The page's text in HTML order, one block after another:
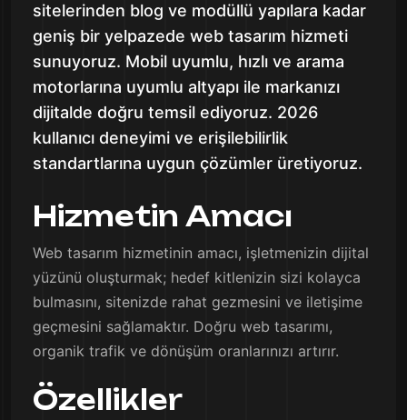
sitelerinden blog ve modüllü yapılara kadar
geniş bir yelpazede web tasarım hizmeti
sunuyoruz. Mobil uyumlu, hızlı ve arama
motorlarına uyumlu altyapı ile markanızı
dijitalde doğru temsil ediyoruz. 2026
kullanıcı deneyimi ve erişilebilirlik
standartlarına uygun çözümler üretiyoruz.
Hizmetin Amacı
Web tasarım hizmetinin amacı, işletmenizin dijital
yüzünü oluşturmak; hedef kitlenizin sizi kolayca
bulmasını, sitenizde rahat gezmesini ve iletişime
geçmesini sağlamaktır. Doğru web tasarımı,
organik trafik ve dönüşüm oranlarınızı artırır.
Özellikler